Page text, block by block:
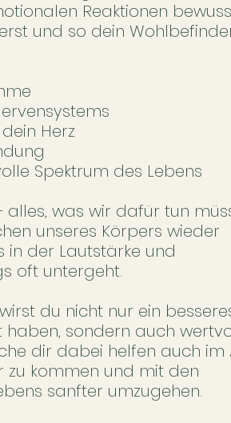
Reaktionen
und so dein
Herz
Spektrum des Lebens
was wir dafür tun
unseres Körpers wieder
in der Lautstärke und
oft untergeht.
du nicht nur ein
sondern auch
dir dabei helfen auch im
zu kommen und mit den
sanfter umzugehen.